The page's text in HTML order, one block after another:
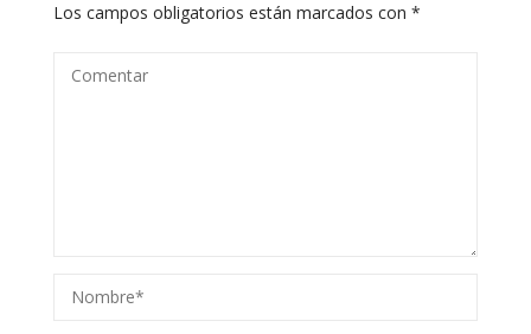
Los campos obligatorios están marcados con *